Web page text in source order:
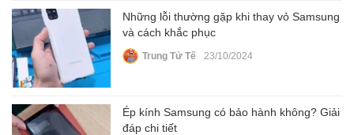
Những lỗi thường gặp khi thay vỏ Samsung
và cách khắc phục
Trung Tử Tế 23/10/2024
Ép kính Samsung có bảo hành không? Giải
đáp chi tiết